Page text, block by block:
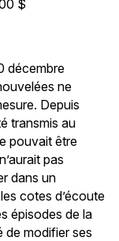
$
décembre
ne
Depuis
transmis au
pouvait être
pas
dans un
cotes d’écoute
épisodes de la
de modifier ses